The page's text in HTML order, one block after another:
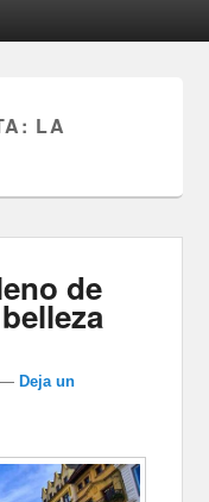
LA
de
— Deja un